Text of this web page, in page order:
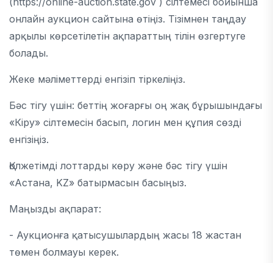
онлайн аукцион сайтына өтіңіз. Тізімнен таңдау
арқылы көрсетілетін ақпараттың тілін өзгертуге
болады.
Жеке мәліметтерді енгізіп тіркеліңіз.
Бәс тігу үшін: беттің жоғарғы оң жақ бұрышындағы
«Кіру» сілтемесін басып, логин мен құпия сөзді
енгізіңіз.
Қолжетімді лоттарды көру және бәс тігу үшін
«Астана, KZ» батырмасын басыңыз.
Маңызды ақпарат:
- Аукционға қатысушылардың жасы 18 жастан
төмен болмауы керек.